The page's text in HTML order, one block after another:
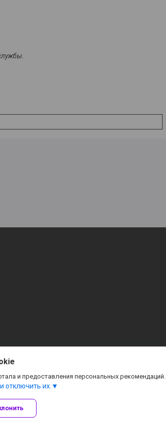
и предоставления персональных рекомендаций.
отключить их.